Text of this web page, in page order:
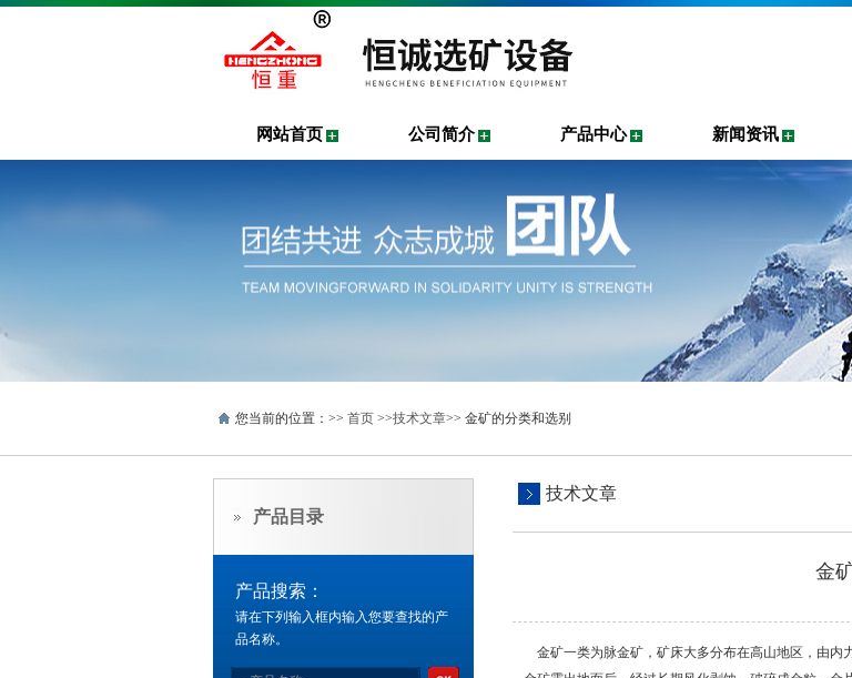
网站首页 公司简介 产品中心 新闻资讯
您当前的位置：>> 首页 >>技术文章>> 金矿的分类和选别
产品目录
产品搜索：
请在下列输入框内输入您要查找的产
品名称。
技术文章
金
金矿一类为脉金矿，矿床大多分布在高山地区，由内